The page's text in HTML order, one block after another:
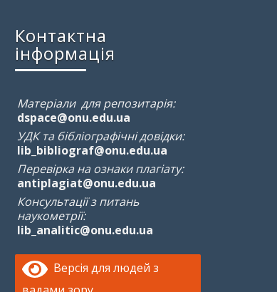
Контактна
інформація
Матеріали для репозитарія:
dspace@onu.edu.ua
УДК та бібліографічні довідки:
lib_bibliograf@onu.edu.ua
Перевірка на ознаки плагіату:
antiplagiat@onu.edu.ua
Консультації з питань
наукометрії:
lib_analitic@onu.edu.ua
Версія для людей з